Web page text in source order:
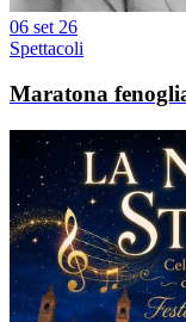
06 set 26
Spettacoli
Maratona